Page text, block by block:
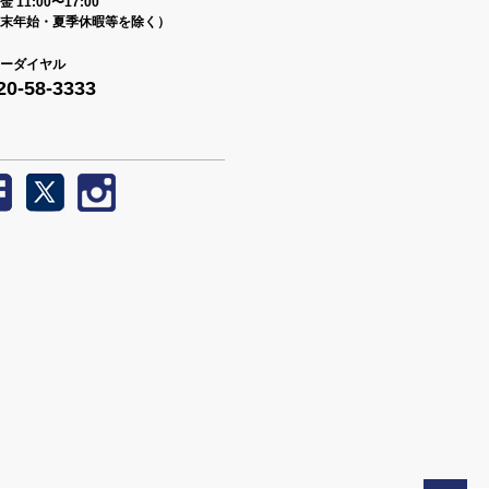
末年始・夏季休暇等を除く）
ダイヤル
58-3333